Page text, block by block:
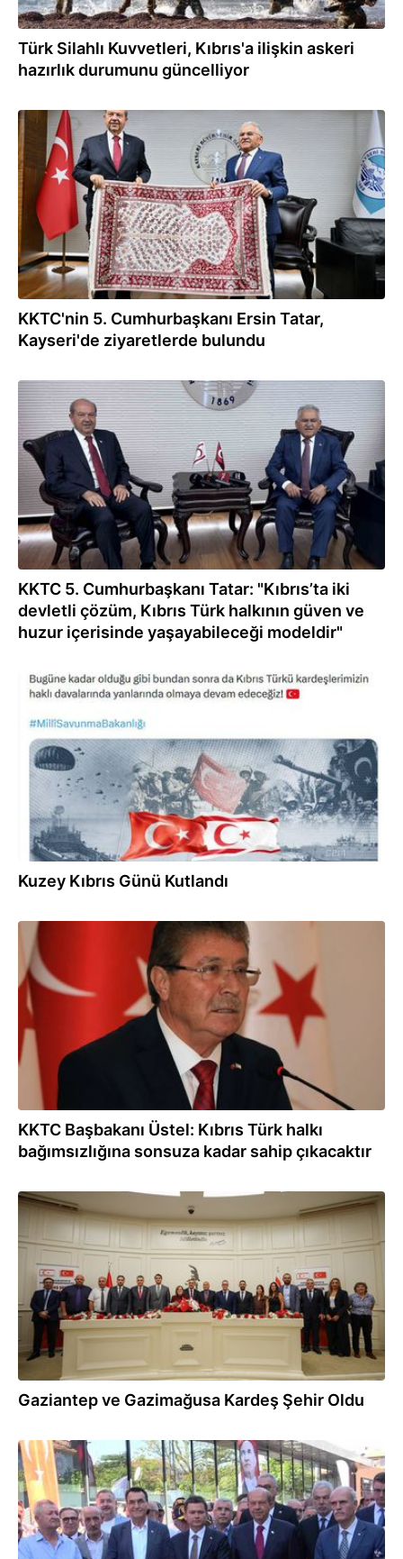
Türk Silahlı Kuvvetleri, Kıbrıs'a ilişkin askeri
hazırlık durumunu güncelliyor
01.08.2026
KKTC'nin 5. Cumhurbaşkanı Ersin Tatar,
Kayseri'de ziyaretlerde bulundu
01.08.2026
KKTC 5. Cumhurbaşkanı Tatar: "Kıbrıs’ta iki
devletli çözüm, Kıbrıs Türk halkının güven ve
huzur içerisinde yaşayabileceği modeldir"
01.08.2026
Kuzey Kıbrıs Günü Kutlandı
KKTC Başbakanı Üstel: Kıbrıs Türk halkı
bağımsızlığına sonsuza kadar sahip çıkacaktır
31.07.2026
Gaziantep ve Gazimağusa Kardeş Şehir Oldu
31.07.2026